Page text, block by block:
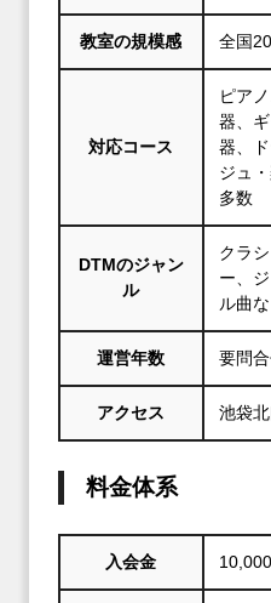
教室の規模感 全国
対応コース
ピア
器、
器、
ジュ
多数
DTMのジャン
ル
クラ
ー、
ル曲
運営年数 要問
アクセス 池袋
料金体系
入会金